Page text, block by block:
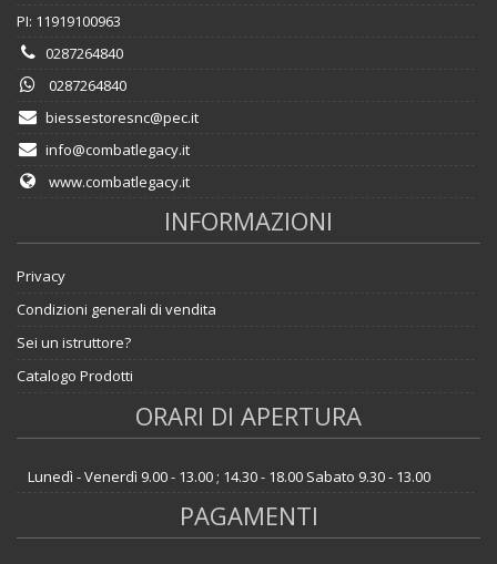
PI: 11919100963
0287264840
0287264840
biessestoresnc@pec.it
info@combatlegacy.it
www.combatlegacy.it
INFORMAZIONI
Privacy
Condizioni generali di vendita
Sei un istruttore?
Catalogo Prodotti
ORARI DI APERTURA
Lunedì - Venerdì 9.00 - 13.00 ; 14.30 - 18.00 Sabato 9.30 - 13.00
PAGAMENTI